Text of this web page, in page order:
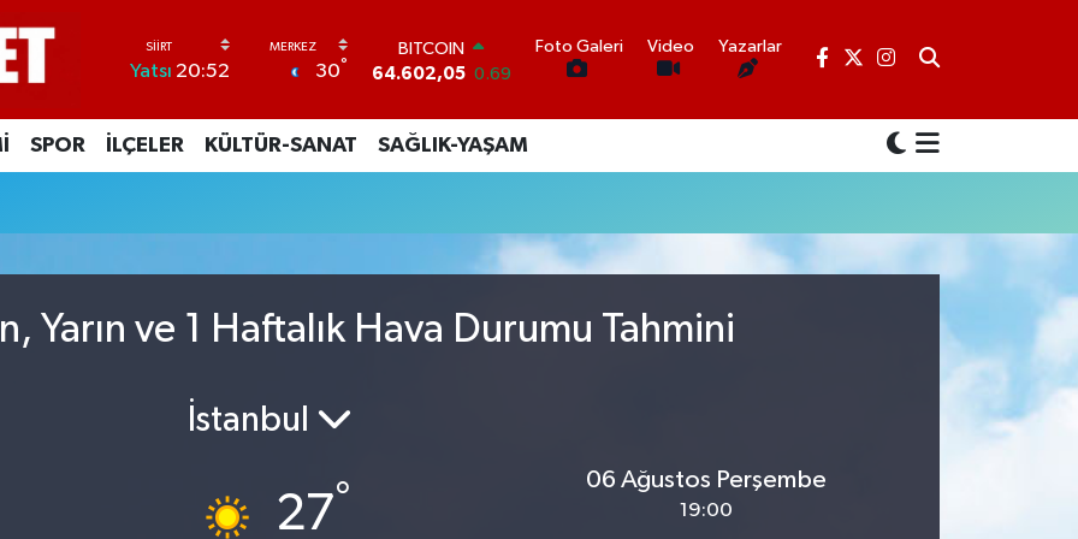
Yatsı 20:52 30°
BITCOIN
64.602,05 0.69
47,6006 0.06
EURO
55,0250 0.02
6513.94 0.32
13.768
48
Foto Galeri Video Yazarlar
SPOR İLÇELER KÜLTÜR-SANAT SAĞLIK-YAŞAM
Yarın ve 1 Haftalık Hava Durumu Tahmini
İstanbul
27°
06 Ağustos Perşembe
19:00